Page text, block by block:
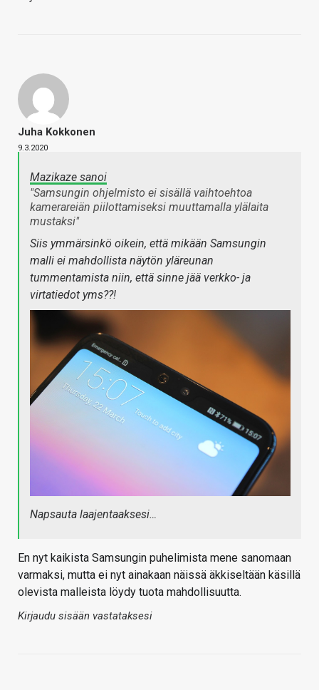
Juha Kokkonen
9.3.2020
Mazikaze sanoi
"Samsungin ohjelmisto ei sisällä vaihtoehtoa
kamerareiän piilottamiseksi muuttamalla ylälaita
mustaksi"
Siis ymmärsinkö oikein, että mikään Samsungin
malli ei mahdollista näytön yläreunan
tummentamista niin, että sinne jää verkko- ja
virtatiedot yms??!
Napsauta laajentaaksesi…
En nyt kaikista Samsungin puhelimista mene sanomaan
varmaksi, mutta ei nyt ainakaan näissä äkkiseltään käsillä
olevista malleista löydy tuota mahdollisuutta.
Kirjaudu sisään vastataksesi